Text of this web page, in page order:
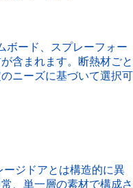
ボード、スプレーフォー
含まれます。断熱材ごと
ニーズに基づいて選択可
ージドアとは構造的に異
、単一層の素材で構成さ